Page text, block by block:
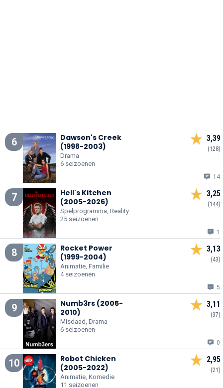
6
Dawson's Creek
(1998-2003)
Drama
6 seizoenen
3,39
(128)
14
7
Hell's Kitchen
(2005-2026)
Spelprogramma, Reality
25 seizoenen
3,25
(144)
1
8
Rocket Power
(1999-2004)
Animatie, Familie
4 seizoenen
3,13
(43)
5
9
Numb3rs (2005-
2010)
Misdaad, Drama
6 seizoenen
3,11
(37)
0
10
Robot Chicken
(2005-2022)
Animatie, Komedie
11 seizoenen
2,95
(21)